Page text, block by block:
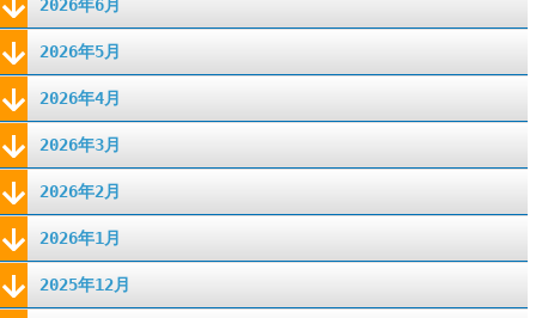
2026年6月
2026年5月
2026年4月
2026年3月
2026年2月
2026年1月
2025年12月